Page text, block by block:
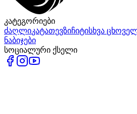
კატეგორიები
ძაღლიკატათევზიჩიტისხვა
ნაბიჯები
სოციალური ქსელი